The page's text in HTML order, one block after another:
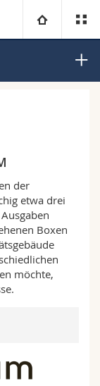
Fak.
der
etwa drei
Boxen
möchte,